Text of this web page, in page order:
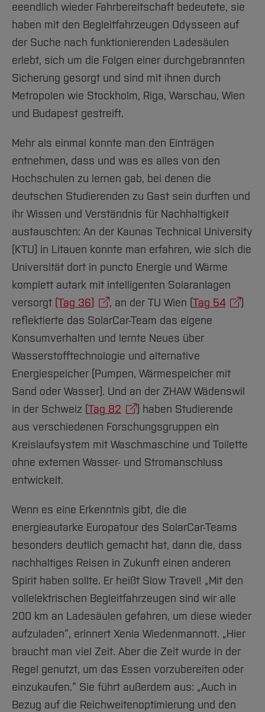
eeendlich wieder Fahrbereitschaft bedeutete, sie
haben mit den Begleitfahrzeugen Odysseen auf
der Suche nach funktionierenden Ladesäulen
erlebt, sich um die Folgen einer durchgebrannten
Sicherung gesorgt und sind mit ihnen durch
Metropolen wie Stockholm, Riga, Warschau, Wien
und Budapest gestreift.
Mehr als einmal konnte man den Einträgen
entnehmen, dass und was es alles von den
Hochschulen zu lernen gab, bei denen die
deutschen Studierenden zu Gast sein durften und
ihr Wissen und Verständnis für Nachhaltigkeit
austauschten: An der Kaunas Technical University
(KTU) in Litauen konnte man erfahren, wie sich die
Universität dort in puncto Energie und Wärme
komplett autark mit intelligenten Solaranlagen
versorgt (Tag 36) , an der TU Wien (Tag 54
)
reflektierte das SolarCar-Team das eigene
Konsumverhalten und lernte Neues über
Wasserstofftechnologie und alternative
Energiespeicher (Pumpen, Wärmespeicher mit
Sand oder Wasser). Und an der ZHAW Wädenswil
in der Schweiz (Tag 82
) haben Studierende
aus verschiedenen Forschungsgruppen ein
Kreislaufsystem mit Waschmaschine und Toilette
ohne externen Wasser- und Stromanschluss
entwickelt.
Wenn es eine Erkenntnis gibt, die die
energieautarke Europatour des SolarCar-Teams
besonders deutlich gemacht hat, dann die, dass
nachhaltiges Reisen in Zukunft einen anderen
Spirit haben sollte. Er heißt Slow Travel! „Mit den
vollelektrischen Begleitfahrzeugen sind wir alle
200 km an Ladesäulen gefahren, um diese wieder
aufzuladen“, erinnert Xenia Wiedenmannott. „Hier
braucht man viel Zeit. Aber die Zeit wurde in der
Regel genutzt, um das Essen vorzubereiten oder
einzukaufen.“ Sie führt außerdem aus: „Auch in
Bezug auf die Reichweitenoptimierung und den